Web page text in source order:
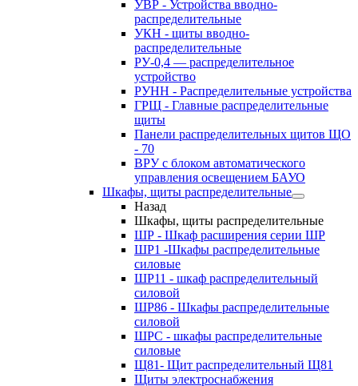
УВР - Устройства вводно-
распределительные
УКН - щиты вводно-
распределительные
РУ-0,4 — распределительное
устройство
РУНН - Распределительные устройства
ГРЩ - Главные распределительные
щиты
Панели распределительных щитов ЩО
- 70
ВРУ с блоком автоматического
управления освещением БАУО
Шкафы, щиты распределительные
Назад
Шкафы, щиты распределительные
ШР - Шкаф расширения серии ШР
ШР1 -Шкафы распределительные
силовые
ШР11 - шкаф распределительный
силовой
ШР86 - Шкафы распределительные
силовой
ШРС - шкафы распределительные
силовые
Щ81- Щит распределительный Щ81
Щиты электроснабжения